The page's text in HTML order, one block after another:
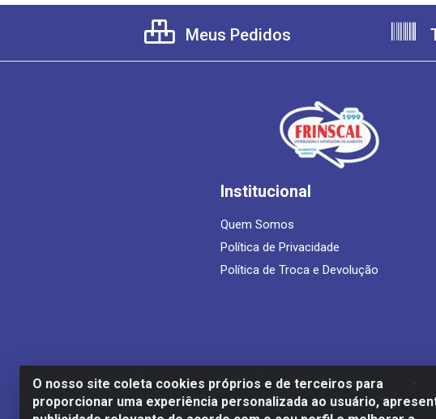
O nosso site coleta cookies próprios e de terceiros para
proporcionar uma experiência personalizada ao usuário,
Meus Pedidos
Institucional
Quem Somos
Política de Privacidade
Política de Troca e Devolução
Frinscal - Distribuidora e Importadora de Alimentos